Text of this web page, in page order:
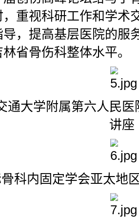
重视科研工作和学术
导，提高基层医院的服
省骨伤科整体水平。
大学附属第六人民医
讲座
内固定学会亚太地区